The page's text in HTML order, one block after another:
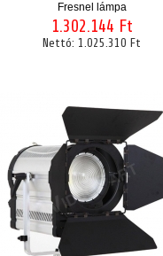
Fresnel lámpa
1.302.144 Ft
Nettó: 1.025.310 Ft